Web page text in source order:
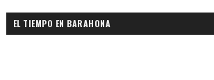
EL TIEMPO EN BARAHONA